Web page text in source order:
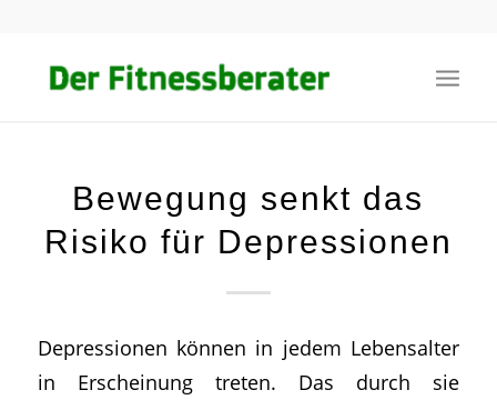
Bewegung senkt das
Risiko für Depressionen
Depressionen können in jedem Lebensalter
in Erscheinung treten. Das durch sie